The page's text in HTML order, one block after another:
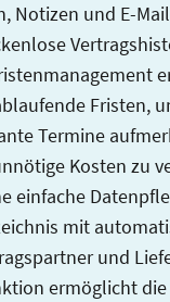
Notizen und E-
Fristen,
Termine
Kosten zu
einfache
mit
und
ermöglicht die